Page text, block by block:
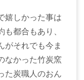
嬉しかった事は
都合もあり、
がそれでも今ま
なかった竹炭窯
た炭職人のおん